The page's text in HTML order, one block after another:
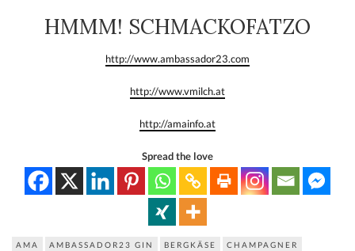
HMMM! SCHMACKOFATZO
http://www.ambassador23.com
http://www.vmilch.at
http://amainfo.at
Spread the love
AMA AMBASSADOR23 GIN BERGKÄSE
CHAMPAGNER